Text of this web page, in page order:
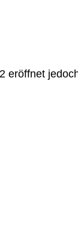
eröffnet